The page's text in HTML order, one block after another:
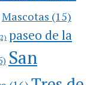
Mascotas (15)
paseo de la
San